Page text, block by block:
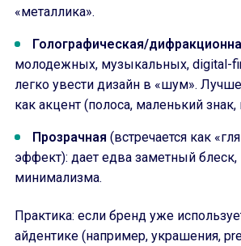
«металлика».
Голографическая/
молодежных, музыкальных, digital-
легко увести дизайн в «шум».
как акцент (полоса, маленький знак,
Прозрачная (встречается как
эффект): дает едва заметный блеск,
минимализма.
Практика: если бренд уже
айдентике (например, украшения,